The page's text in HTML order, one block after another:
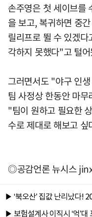
손주영은 첫 세이브를
을 보고, 복귀하면 중
릴리프로 뛸 수 있겠
각하지 못했다"고 털
그러면서도 "야구 인
팀 사정상 한동안 마
"팀이 원하고 필요한
수로 제대로 해보고
◎공감언론 뉴시스